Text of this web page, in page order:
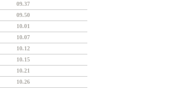
09.37
09.50
10.01
10.07
10.12
10.15
10.21
10.26